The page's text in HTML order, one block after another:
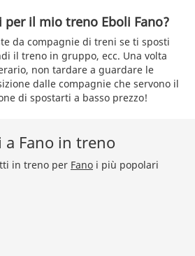
il mio treno Eboli Fano?
da compagnie di treni se ti sposti
il treno in gruppo, ecc. Una volta
non tardare a guardare le
dalle compagnie che servono il
di spostarti a basso prezzo!
Fano in treno
in treno per Fano i più popolari